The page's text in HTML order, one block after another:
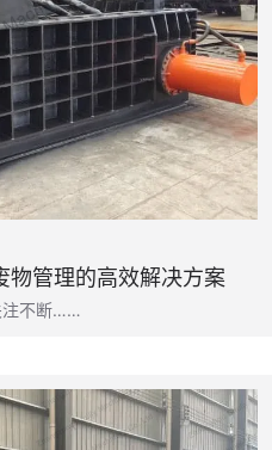
物管理的高效解决方案
注不断……